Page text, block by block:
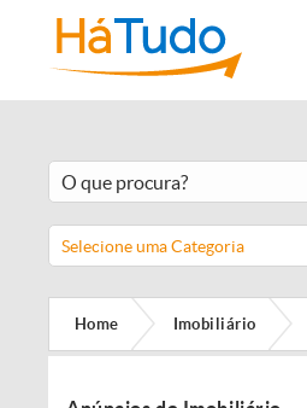
Selecione uma Categoria
Home Imobiliário